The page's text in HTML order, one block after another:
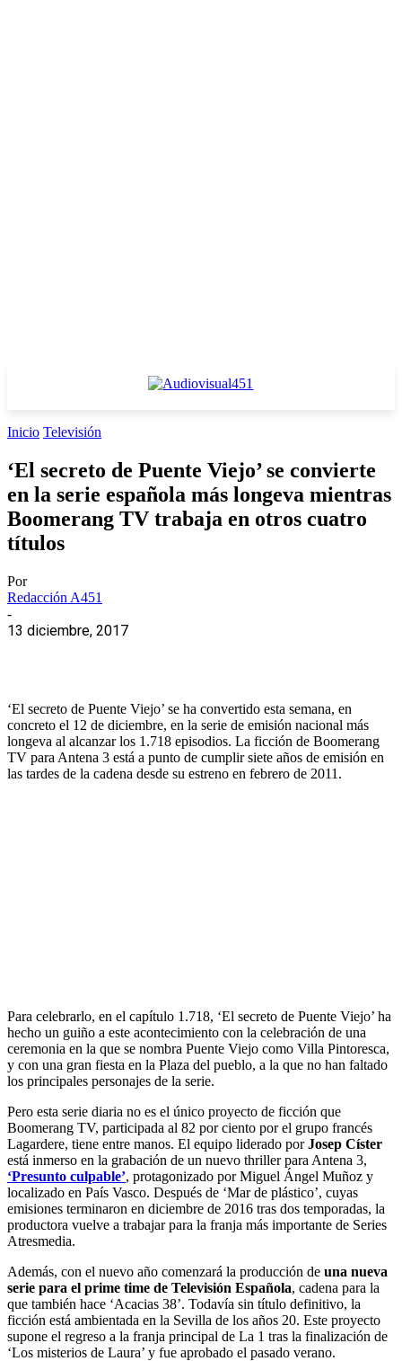
Inicio Televisión
‘El secreto de Puente Viejo’ se convierte
en la serie española más longeva mientras
Boomerang TV trabaja en otros cuatro
títulos
Por
Redacción A451
-
13 diciembre, 2017
‘El secreto de Puente Viejo’ se ha convertido esta semana, en
concreto el 12 de diciembre, en la serie de emisión nacional más
longeva al alcanzar los 1.718 episodios. La ficción de Boomerang
TV para Antena 3 está a punto de cumplir siete años de emisión en
las tardes de la cadena desde su estreno en febrero de 2011.
Para celebrarlo, en el capítulo 1.718, ‘El secreto de Puente Viejo’ ha
hecho un guiño a este acontecimiento con la celebración de una
ceremonia en la que se nombra Puente Viejo como Villa Pintoresca,
y con una gran fiesta en la Plaza del pueblo, a la que no han faltado
los principales personajes de la serie.
Pero esta serie diaria no es el único proyecto de ficción que
Boomerang TV, participada al 82 por ciento por el grupo francés
Lagardere, tiene entre manos. El equipo liderado porJosep Císter
está inmerso en la grabación de un nuevo thriller para Antena 3,
‘Presunto culpable’, protagonizado por Miguel Ángel Muñoz y
localizado en País Vasco. Después de ‘Mar de plástico’, cuyas
emisiones terminaron en diciembre de 2016 tras dos temporadas, la
productora vuelve a trabajar para la franja más importante de Series
Atresmedia.
Además, con el nuevo año comenzará la producción de una nueva
serie para el prime time de Televisión Española, cadena para la
que también hace ‘Acacias 38’. Todavía sin título definitivo, la
ficción está ambientada en la Sevilla de los años 20. Este proyecto
supone el regreso a la franja principal de La 1 tras la finalización de
‘Los misterios de Laura’ y fue aprobado el pasado verano.